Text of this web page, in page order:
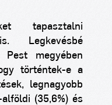
tapasztalni
Legkevésbé
Pest megyében
történtek-e a
legnagyobb
(35,6%) és